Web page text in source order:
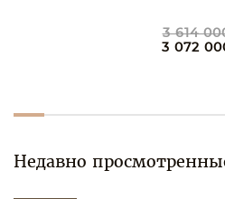
3 614
3 072
Недавно